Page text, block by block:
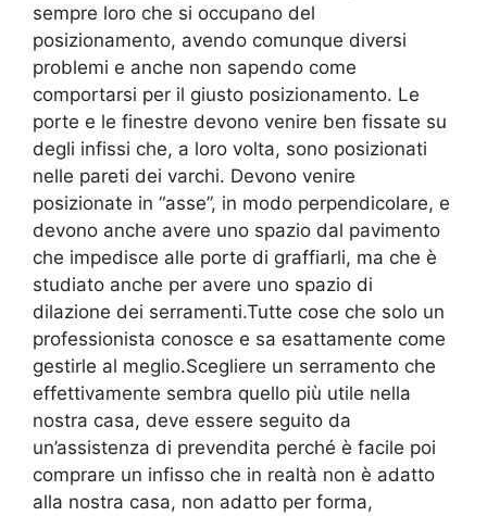
sempre loro che si occupano del
posizionamento, avendo comunque diversi
problemi e anche non sapendo come
comportarsi per il giusto posizionamento. Le
porte e le finestre devono venire ben fissate su
degli infissi che, a loro volta, sono posizionati
nelle pareti dei varchi. Devono venire
posizionate in “asse”, in modo perpendicolare, e
devono anche avere uno spazio dal pavimento
che impedisce alle porte di graffiarli, ma che è
studiato anche per avere uno spazio di
dilazione dei serramenti.Tutte cose che solo un
professionista conosce e sa esattamente come
gestirle al meglio.Scegliere un serramento che
effettivamente sembra quello più utile nella
nostra casa, deve essere seguito da
un’assistenza di prevendita perché è facile poi
comprare un infisso che in realtà non è adatto
alla nostra casa, non adatto per forma,